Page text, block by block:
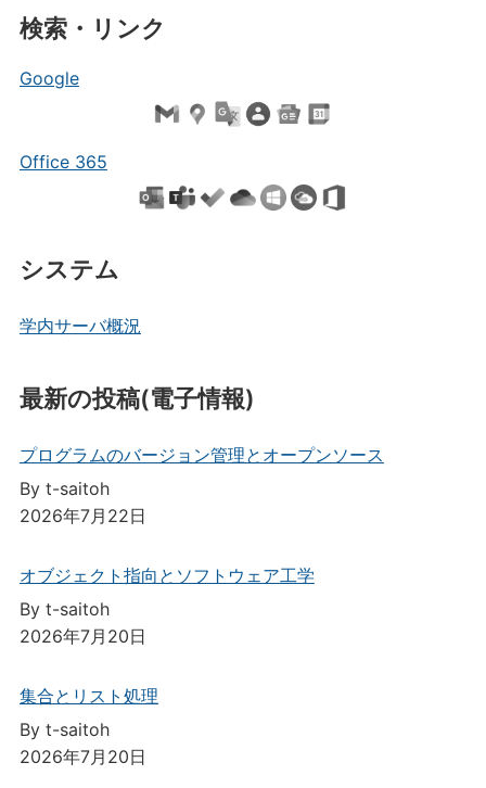
検索・リンク
Google
Office 365
システム
学内サーバ概況
最新の投稿(電子情報)
プログラムのバージョン管理とオープンソース
By t-saitoh
2026年7月22日
オブジェクト指向とソフトウェア工学
By t-saitoh
2026年7月20日
集合とリスト処理
By t-saitoh
2026年7月20日